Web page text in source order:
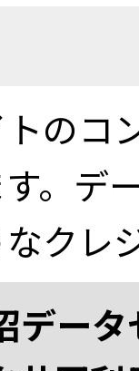
のコ
。デ
クレ
デー